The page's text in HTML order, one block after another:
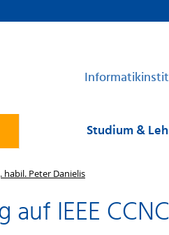
Studium &
habil. Peter Danielis
auf IEEE